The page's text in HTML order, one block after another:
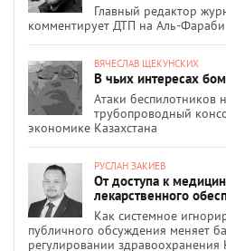
Главный редактор
комментирует ДТП на Аль-Фараби
ВЯЧЕСЛАВ ЩЕКУНСКИХ
В чьих интересах
Атаки беспилотников
трубопроводный
экономике Казахстана
РУСЛАН ЗАКИЕВ
От доступа к
лекарственного
Как системное
публичного обсуждения меняет
регулировании здравоохранения